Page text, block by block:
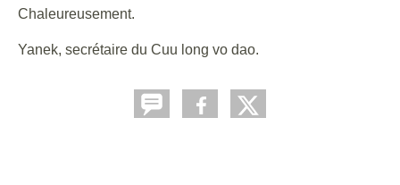
Chaleureusement.
Yanek, secrétaire du Cuu long vo dao.